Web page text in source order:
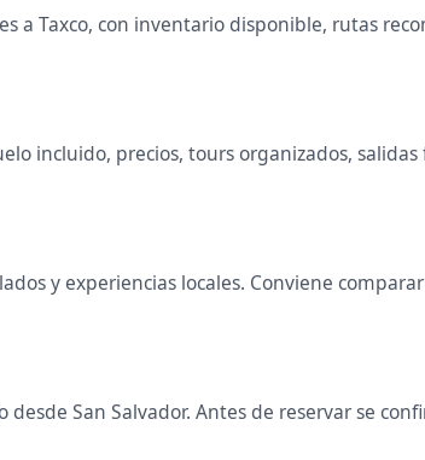
a Taxco, con inventario disponible, rutas
incluido, precios, tours organizados,
y experiencias locales. Conviene
San Salvador. Antes de reservar se